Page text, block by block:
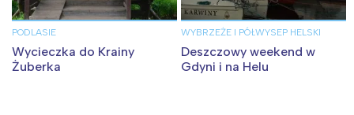
PODLASIE
Wycieczka do Krainy
Żuberka
WYBRZEŻE I PÓŁWYSEP HELSKI
Deszczowy weekend w
Gdyni i na Helu